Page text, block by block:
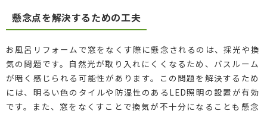
懸念点を解決するための工夫
お風呂リフォームで窓をなくす際に懸念されるのは、採光や換
気の問題です。自然光が取り入れにくくなるため、バスルーム
が暗く感じられる可能性があります。この問題を解決するため
には、明るい色のタイルや防湿性のあるLED照明の設置が有効
です。また、窓をなくすことで換気が不十分になることも懸念